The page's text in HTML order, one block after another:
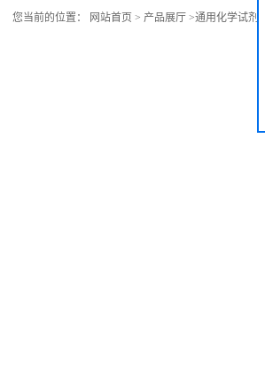
您当前的位置： 网站首页 > 产品展厅 >通用化学试剂